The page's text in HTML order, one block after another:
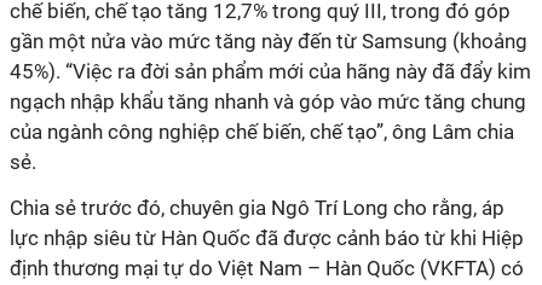
chế biến, chế tạo tăng 12,7% trong quý III, trong đó góp
gần một nửa vào mức tăng này đến từ Samsung (khoảng
45%). “Việc ra đời sản phẩm mới của hãng này đã đẩy kim
ngạch nhập khẩu tăng nhanh và góp vào mức tăng chung
của ngành công nghiệp chế biến, chế tạo”, ông Lâm chia
sẻ.
Chia sẻ trước đó, chuyên gia Ngô Trí Long cho rằng, áp
lực nhập siêu từ Hàn Quốc đã được cảnh báo từ khi Hiệp
định thương mại tự do Việt Nam – Hàn Quốc (VKFTA) có